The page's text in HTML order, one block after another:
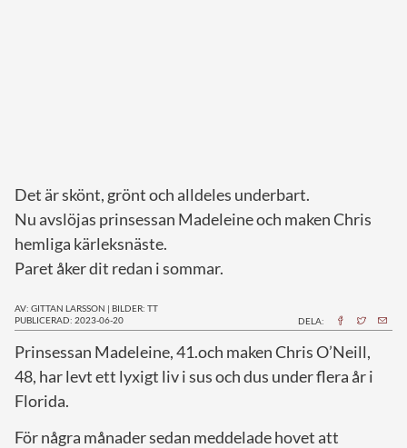
Det är skönt, grönt och alldeles underbart.
Nu avslöjas prinsessan Madeleine och maken Chris
hemliga kärleksnäste.
Paret åker dit redan i sommar.
AV: GITTAN LARSSON | BILDER: TT
PUBLICERAD: 2023-06-20
DELA:
Prinsessan Madeleine, 41.och maken Chris O’Neill,
48, har levt ett lyxigt liv i sus och dus under flera år i
Florida.
För några månader sedan meddelade hovet att